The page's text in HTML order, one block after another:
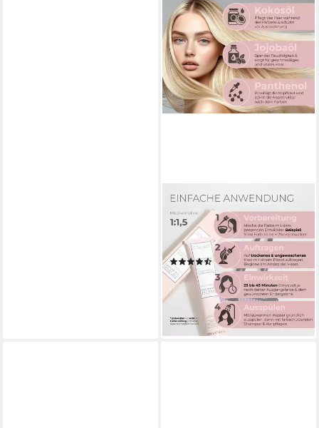
COLOR.IT
Haarfarbe in Salonqualität,
100ml, (3er Pack) 100ml je
Tube
(11)
28,95 €
(96,50 €/ 1 l)
lieferbar - in 2-3 Werktagen bei dir
+66